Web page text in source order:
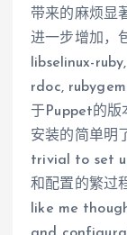
带来的麻烦显
进一步增加，
libselinux-
rdoc,
于Puppet的版
安装的简单明
trivial to set
和配置的繁过
like me